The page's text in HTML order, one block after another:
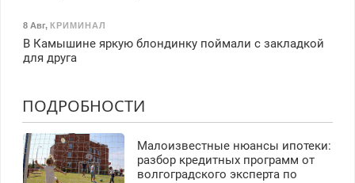
8 Авг, КРИМИНАЛ
В Камышине яркую блондинку поймали с закладкой
для друга
ПОДРОБНОСТИ
Малоизвестные нюансы ипотеки:
разбор кредитных программ от
волгоградского эксперта по